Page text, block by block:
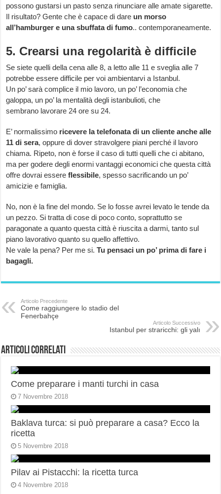
possono gustarsi un pasto senza rinunciare alle amate sigarette.
Il risultato? Gente che è capace di dare un morso
all’hamburger e una sbuffata di fumo.. contemporaneamente.
5. Crearsi una regolarità è difficile
Se siete quelli della cena alle 8, a letto alle 11 e sveglia alle 7
potrebbe essere difficile per voi ambientarvi a Istanbul.
Un po’ sarà complice il mio lavoro, un po’ l’economia che
galoppa, un po’ la mentalità degli istanbulioti, che
sembrano lavorare 24 ore su 24.
E’ normalissimo ricevere la telefonata di un cliente anche alle
11 di sera, oppure di dover stravolgere piani perché il lavoro
chiama. Ripeto, non è forse il caso di tutti quelli che ci abitano,
ma per godere degli enormi vantaggi economici che questa città
offre dovrai essereflessibile, spesso sacrificando un po’
amicizie e famiglia.
No, non è la fine del mondo. Se lo fosse avrei levato le tende da
un pezzo. Si tratta di cose di poco conto, soprattutto se
paragonate a quanto questa città è riuscita a darmi, tanto sul
piano lavorativo quanto su quello affettivo.
Ne vale la pena? Per me si.Tu pensaci un po’ prima di fare i
bagagli.
Articolo Precedente
Come raggiungere lo stadio del
Fenerbahçe
Articolo Successivo
Istanbul per straricchi: gli yalı
Articoli correlati
Come preparare i manti turchi in casa
7 Novembre 2018
Baklava turca: si può preparare a casa? Ecco la
ricetta
5 Novembre 2018
Pilav ai Pistacchi: la ricetta turca
4 Novembre 2018